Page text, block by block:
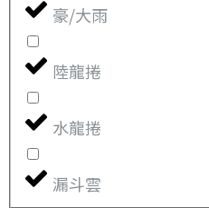
豪/大雨
陸龍捲
水龍捲
漏斗雲